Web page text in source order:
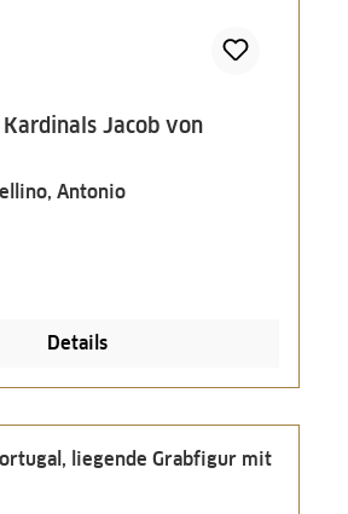
Jacob von
Antonio
Details